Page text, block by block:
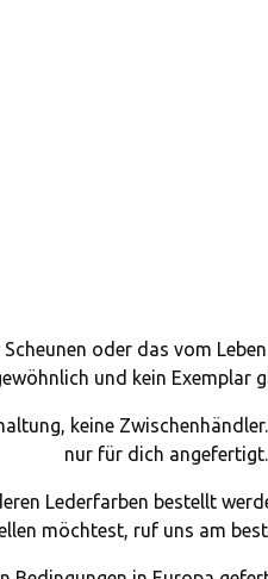
oder das vom
und kein Exemplar
keine
nur für dich angefertigt.
Lederfarben bestellt
möchtest, ruf uns am